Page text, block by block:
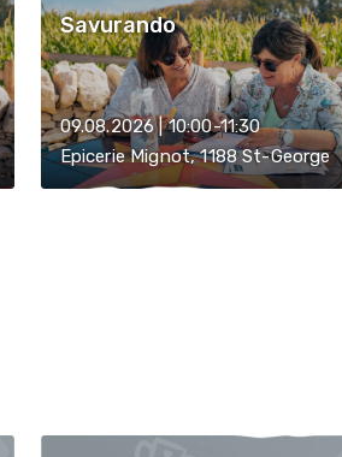
Savurando
09.08.2026 | 10:00-11:30
Epicerie Mignot, 1188 St-George